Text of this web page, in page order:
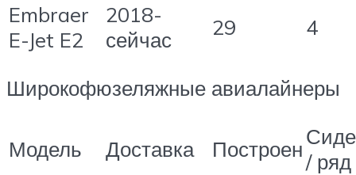
Embraer
E-Jet E2
2018-
сейчас
29 4
Широкофюзеляжные авиалайнеры
Модель Доставка Построен/ ряд